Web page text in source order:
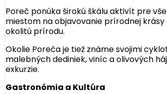
Poreč ponúka širokú škálu aktivít pre
miestom na objavovanie prírodnej
okolitú prírodu.
Okolie Poreča je tiež známe svojimi
malebných dediniek, viníc a olivových
exkurzie.
Gastronómia a Kultúra